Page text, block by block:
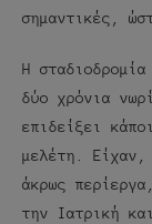
σημαντικές,
Η
δύο χρόνια
επιδείξει
μελέτη. Είχαν,
άκρως
την Ιατρική